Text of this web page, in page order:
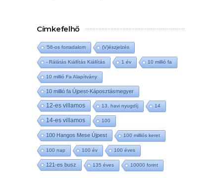
Címkefelhő
'56-os forradalom (V)észjelzés
- Rálátás Kiállítás Kiállítás 1 év 10 millió fa
10 millió Fa Alapítvány
10 millió fa Újpest-Káposztásmegyer
12-es villamos 13. havi nyugdíj 14
14-es villamos 100
100 Hangos Mese Újpest 100 milliós keret
100 nap 100 év 100 éves
121-es busz 135 éves 10000 forint